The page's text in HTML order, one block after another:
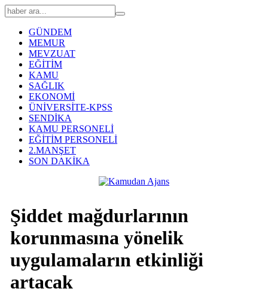
GÜNDEM
MEMUR
MEVZUAT
EĞİTİM
KAMU
SAĞLIK
EKONOMİ
ÜNİVERSİTE-KPSS
SENDİKA
KAMU PERSONELİ
EĞİTİM PERSONELİ
2.MANŞET
SON DAKİKA
Şiddet mağdurlarının
korunmasına yönelik
uygulamaların etkinliği
artacak